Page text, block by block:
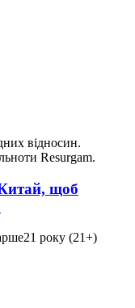
відносин.
Resurgam.
щоб
21 року (21+)